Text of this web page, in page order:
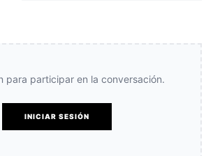
para participar en la conversación.
INICIAR SESIÓN